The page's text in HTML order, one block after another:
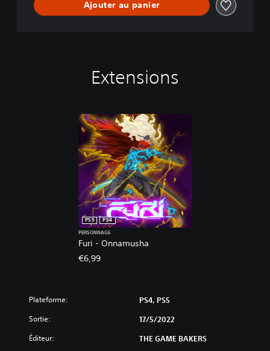
Ajouter au panier
Extensions
Furi - Onnamusha
PS5
PS4
PERSONNAGE
€6,99
Plateforme: PS4, PS5
Sortie: 17/5/2022
Éditeur: THE GAME BAKERS